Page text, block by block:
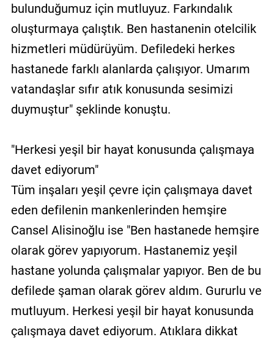
bulunduğumuz için mutluyuz. Farkındalık
oluşturmaya çalıştık. Ben hastanenin otelcilik
hizmetleri müdürüyüm. Defiledeki herkes
hastanede farklı alanlarda çalışıyor. Umarım
vatandaşlar sıfır atık konusunda sesimizi
duymuştur" şeklinde konuştu.
"Herkesi yeşil bir hayat konusunda çalışmaya
davet ediyorum"
Tüm inşaları yeşil çevre için çalışmaya davet
eden defilenin mankenlerinden hemşire
Cansel Alisinoğlu ise "Ben hastanede hemşire
olarak görev yapıyorum. Hastanemiz yeşil
hastane yolunda çalışmalar yapıyor. Ben de bu
defilede şaman olarak görev aldım. Gururlu ve
mutluyum. Herkesi yeşil bir hayat konusunda
çalışmaya davet ediyorum. Atıklara dikkat